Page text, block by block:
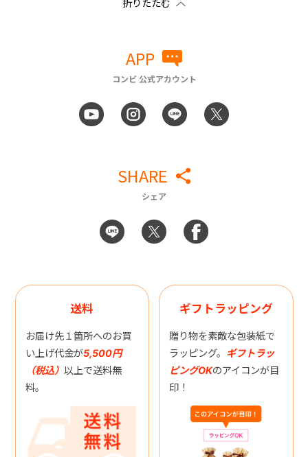
APP
コンビ 公式アカウント
SHARE
シェア
送料
お届け先１箇所へのお買
い上げ代金が5,500円
（税込） 以上で送料無
料。
ギフトラッピング
贈り物を素敵な包装紙で
ラッピング。 ギフトラッ
ピングOKのアイコンが目
印！